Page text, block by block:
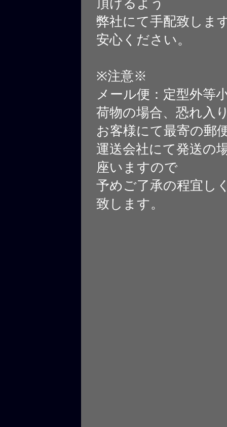
弊社にて手配致しま
安心ください。
※注意※
メール便：定型外等
荷物の場合、恐れ入
お客様にて最寄の郵
運送会社にて発送の
座いますので
予めご了承の程宜し
致します。